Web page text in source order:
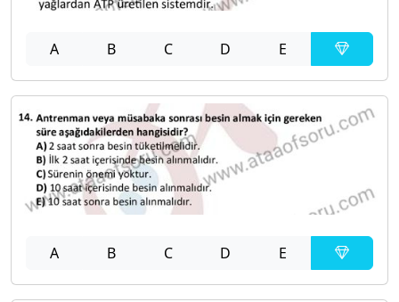
A B C D E
A B C D E